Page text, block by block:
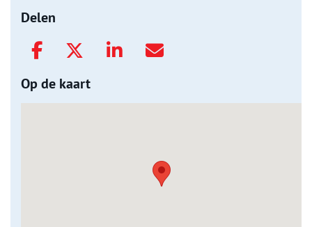
Delen
Op de kaart